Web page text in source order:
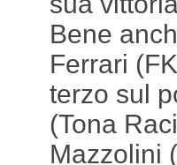
Bene
Ferrari
terzo sul
(Tona
Mazzolini